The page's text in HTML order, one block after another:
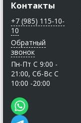
Контакты
+7 (985) 115-10-
10
Обратный
звонок
Пн-Пт C 9:00 -
21:00, Сб-Вс С
10:00 -20:00